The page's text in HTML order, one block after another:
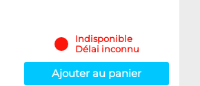
Indisponible
Délai inconnu
Ajouter au panier